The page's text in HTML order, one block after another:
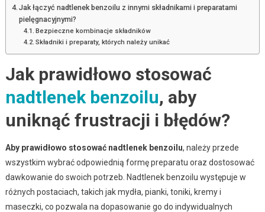
Jak łączyć nadtlenek benzoilu z innymi składnikami i preparatami
pielęgnacyjnymi?
Bezpieczne kombinacje składników
Składniki i preparaty, których należy unikać
Jak prawidłowo stosować
nadtlenek benzoilu, aby
uniknąć frustracji i błędów?
Aby prawidłowo stosować nadtlenek benzoilu, należy przede
wszystkim wybrać odpowiednią formę preparatu oraz dostosować
dawkowanie do swoich potrzeb. Nadtlenek benzoilu występuje w
różnych postaciach, takich jak mydła, pianki, toniki, kremy i
maseczki, co pozwala na dopasowanie go do indywidualnych